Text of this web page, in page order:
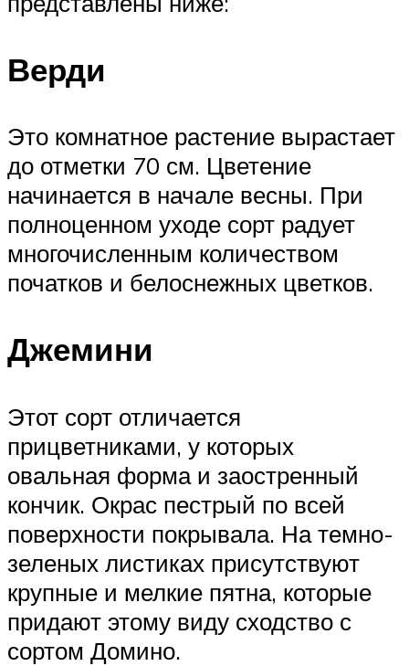
Верди
Это комнатное растение вырастает
до отметки 70 см. Цветение
начинается в начале весны. При
полноценном уходе сорт радует
многочисленным количеством
початков и белоснежных цветков.
Джемини
Этот сорт отличается
прицветниками, у которых
овальная форма и заостренный
кончик. Окрас пестрый по всей
поверхности покрывала. На темно-
зеленых листиках присутствуют
крупные и мелкие пятна, которые
придают этому виду сходство с
сортом Домино.